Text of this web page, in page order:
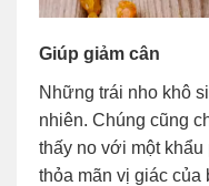
Giúp giảm cân
Những trái nho khô
nhiên. Chúng cũng
thấy no với một
thỏa mãn vị giác của